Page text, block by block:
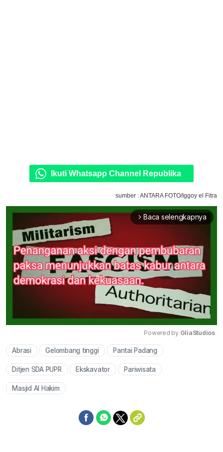
Ikuti Whatsapp Channel Republika
sumber : ANTARA FOTO/Iggoy el Fitra
arrow_forward_ios Baca selengkapnya
Powered by GliaStudios
Abrasi Gelombang tinggi Pantai Padang
Ditjen SDA PUPR Ekskavator Pariwisata
Masjid Al Hakim